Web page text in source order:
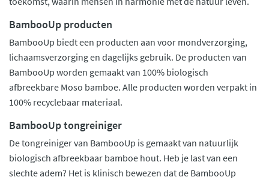
BambooUp producten
BambooUp biedt een producten aan voor mondverzorging,
lichaamsverzorging en dagelijks gebruik. De producten van
BambooUp worden gemaakt van 100% biologisch
afbreekbare Moso bamboe. Alle producten worden verpakt in
100% recyclebaar materiaal.
BambooUp tongreiniger
De tongreiniger van BambooUp is gemaakt van natuurlijk
biologisch afbreekbaar bamboe hout. Heb je last van een
slechte adem? Het is klinisch bewezen dat de BambooUp